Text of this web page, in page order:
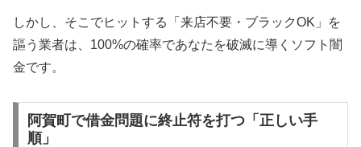
しかし、そこでヒットする「来店不要・ブラックOK」を
謳う業者は、100%の確率であなたを破滅に導くソフト闇
金です。
阿賀町で借金問題に終止符を打つ「正しい手
順」